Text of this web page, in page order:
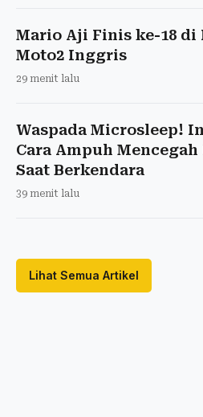
Mario Aji Finis ke-18 di
Moto2 Inggris
29 menit lalu
Waspada Microsleep!
Cara Ampuh
Saat Berkendara
39 menit lalu
Lihat Semua Artikel